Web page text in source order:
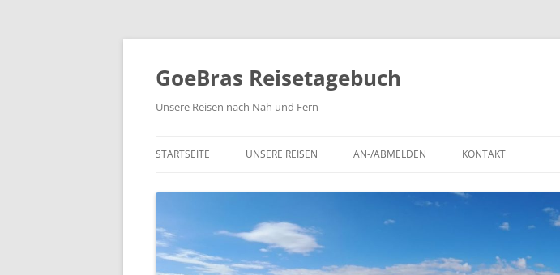
Zum
GoeBras Reisetagebuch
Unsere Reisen nach Nah und Fern
STARTSEITE UNSERE REISEN
TIERBEOBACHTUNGEN
RUNDREISE NORDAMERIKA
2021/22
AN-/ABMELDEN
REGISTRIEREN
KONTAKT